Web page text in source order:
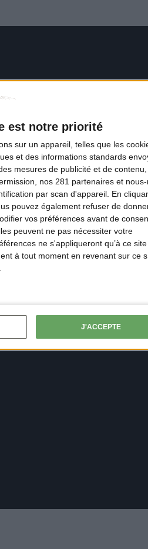
est notre priorité
sur un appareil, telles que les
et des informations standards
mesures de publicité et de
nos 281 partenaires et
par scan d'appareil. En
pouvez également refuser de
vos préférences avant de
peuvent ne pas nécessiter votre
ne s'appliqueront qu’à ce
à tout moment en revenant sur ce
J'ACCEPTE